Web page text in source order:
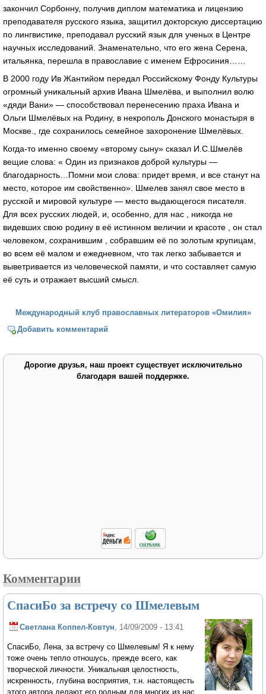
закончил Сорбонну, получив диплом математика и лицензию
преподавателя русского языка, защитил докторскую диссертацию
по лингвистике, преподавал русский язык для ученых в Центре
научных исследований. Знаменательно, что его жена Серена,
итальянка, перешла в православие с именем Ефросиния……
В 2000 году Ив Жантийом передал Российскому Фонду Культуры
огромный уникальный архив Ивана Шмелёва, и выполнил волю
«дяди Вани» — способствовал перенесению праха Ивана и
Ольги Шмелёвых на Родину, в некрополь Донского монастыря в
Москве., где сохранилось семейное захоронение Шмелёвых.
Когда-то именно своему «второму сыну» сказал И.С.Шмелёв
вещие слова: « Один из признаков доброй культуры —
благодарность…Помни мои слова: придет время, и все станут на
место, которое им свойственно». Шмелев занял свое место в
русской и мировой культуре — место выдающегося писателя.
Для всех русских людей, и, особенно, для нас , никогда не
видевших свою родину в её истинном величии и красоте , он стал
человеком, сохранившим , собравшим её по золотым крупицам,
во всем её малом и ежедневном, что так легко забывается и
выветривается из человеческой памяти, и что составляет самую
её суть и отражает высший смысл.
Международный клуб православных литераторов «Омилия»
Добавить комментарий
Дорогие друзья, наш проект существует исключительно
благодаря вашей поддержке.
Комментарии
СпасиБо за встречу со Шмелевым
Светлана Коппел-Ковтун, 14/09/2009 - 13:41
СпасиБо, Лена, за встречу со Шмелевым! Я к нему
тоже очень тепло отношусь, прежде всего, как
творческой личности. Уникальная целостность,
искренность, глубина восприятия, т.н. настоящесть
этого автора делают его родным для многих из нас.